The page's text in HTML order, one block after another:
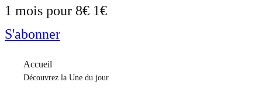
1 mois pour 8€ 1€
S'abonner
Accueil
Découvrez la Une du jour